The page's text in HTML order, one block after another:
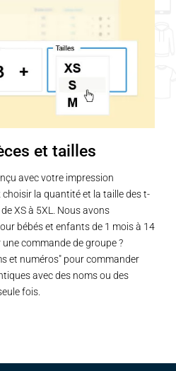
et tailles
avec votre impression
la quantité et la taille des t-
XS à 5XL. Nous avons
bébés et enfants de 1 mois à 14
commande de groupe ?
et numéros" pour commander
avec des noms ou des
fois.